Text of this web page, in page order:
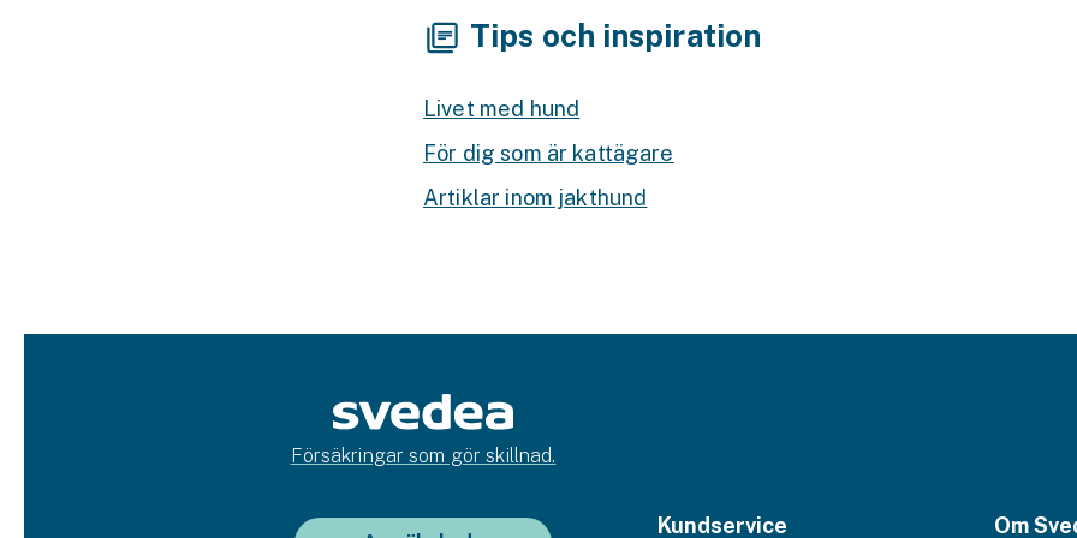
Tips och inspiration
Livet med hund
För dig som är kattägare
Artiklar inom jakthund
Försäkringar som gör skillnad.
Kundservice Om